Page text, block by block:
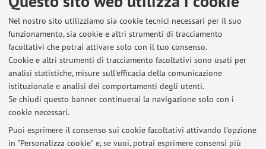
Nel nostro sito utilizziamo sia cookie tecnici necessari per il suo
funzionamento, sia cookie e altri strumenti di tracciamento
facoltativi che potrai attivare solo con il tuo consenso.
Cookie e altri strumenti di tracciamento facoltativi sono usati per
analisi statistiche, misure sull'efficacia della comunicazione
istituzionale e analisi dei comportamenti degli utenti.
Se chiudi questo banner continuerai la navigazione solo con i
cookie necessari.
Puoi esprimere il consenso sui cookie facoltativi attivando l'opzione
in "Personalizza cookie" e, se vuoi, potrai esprimere consensi più
Pubblicato il: 14 dicembre 2018
Ultimi avvisi
Studenti CLEI 2 anno
Pubblicato il: 03 ottobre 2019
Annullamento ricevimento
Pubblicato il: 06 marzo 2019